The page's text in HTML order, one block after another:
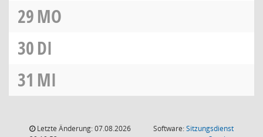
29MO
30DI
31 MI
Letzte Änderung: 07.08.2026
Software:Sitzungsdienst